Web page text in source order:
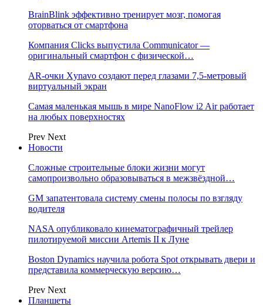
BrainBlink эффективно тренирует мозг, помогая
оторваться от смартфона
Компания Clicks выпустила Communicator —
оригинальный смартфон с физической…
AR-очки Xynavo создают перед глазами 7,5-метровый
виртуальный экран
Самая маленькая мышь в мире NanoFlow i2 Air работает
на любых поверхностях
Prev Next
Новости
Сложные строительные блоки жизни могут
самопроизвольно образовываться в межзвёздной…
GM запатентовала систему смены полосы по взгляду
водителя
NASA опубликовало кинематографичный трейлер
пилотируемой миссии Artemis II к Луне
Boston Dynamics научила робота Spot открывать двери и
представила коммерческую версию…
Prev Next
Планшеты